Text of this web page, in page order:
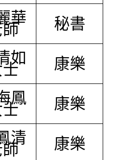
華 秘書
如 康樂
鳳 康樂
清 康樂